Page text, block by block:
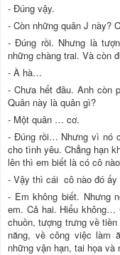
- Đúng vậy.
- Còn những quân J này?
- Đúng rồi. Nhưng là
những chàng trai. Và còn
- À hà…
- Chưa hết đâu. Anh còn
Quân này là quân gì?
- Một quân … cơ.
- Đúng rồi… Nhưng vì nó
cho tình yêu. Chẳng hạn
lên thì em biết là có cô
- Vậy thì cái cô nào đó
- Em không biết. Nhưng
em. Cả hai. Hiểu không…
chuồn, tượng trưng về
năng, về công việc làm
những vận hạn, tai họa